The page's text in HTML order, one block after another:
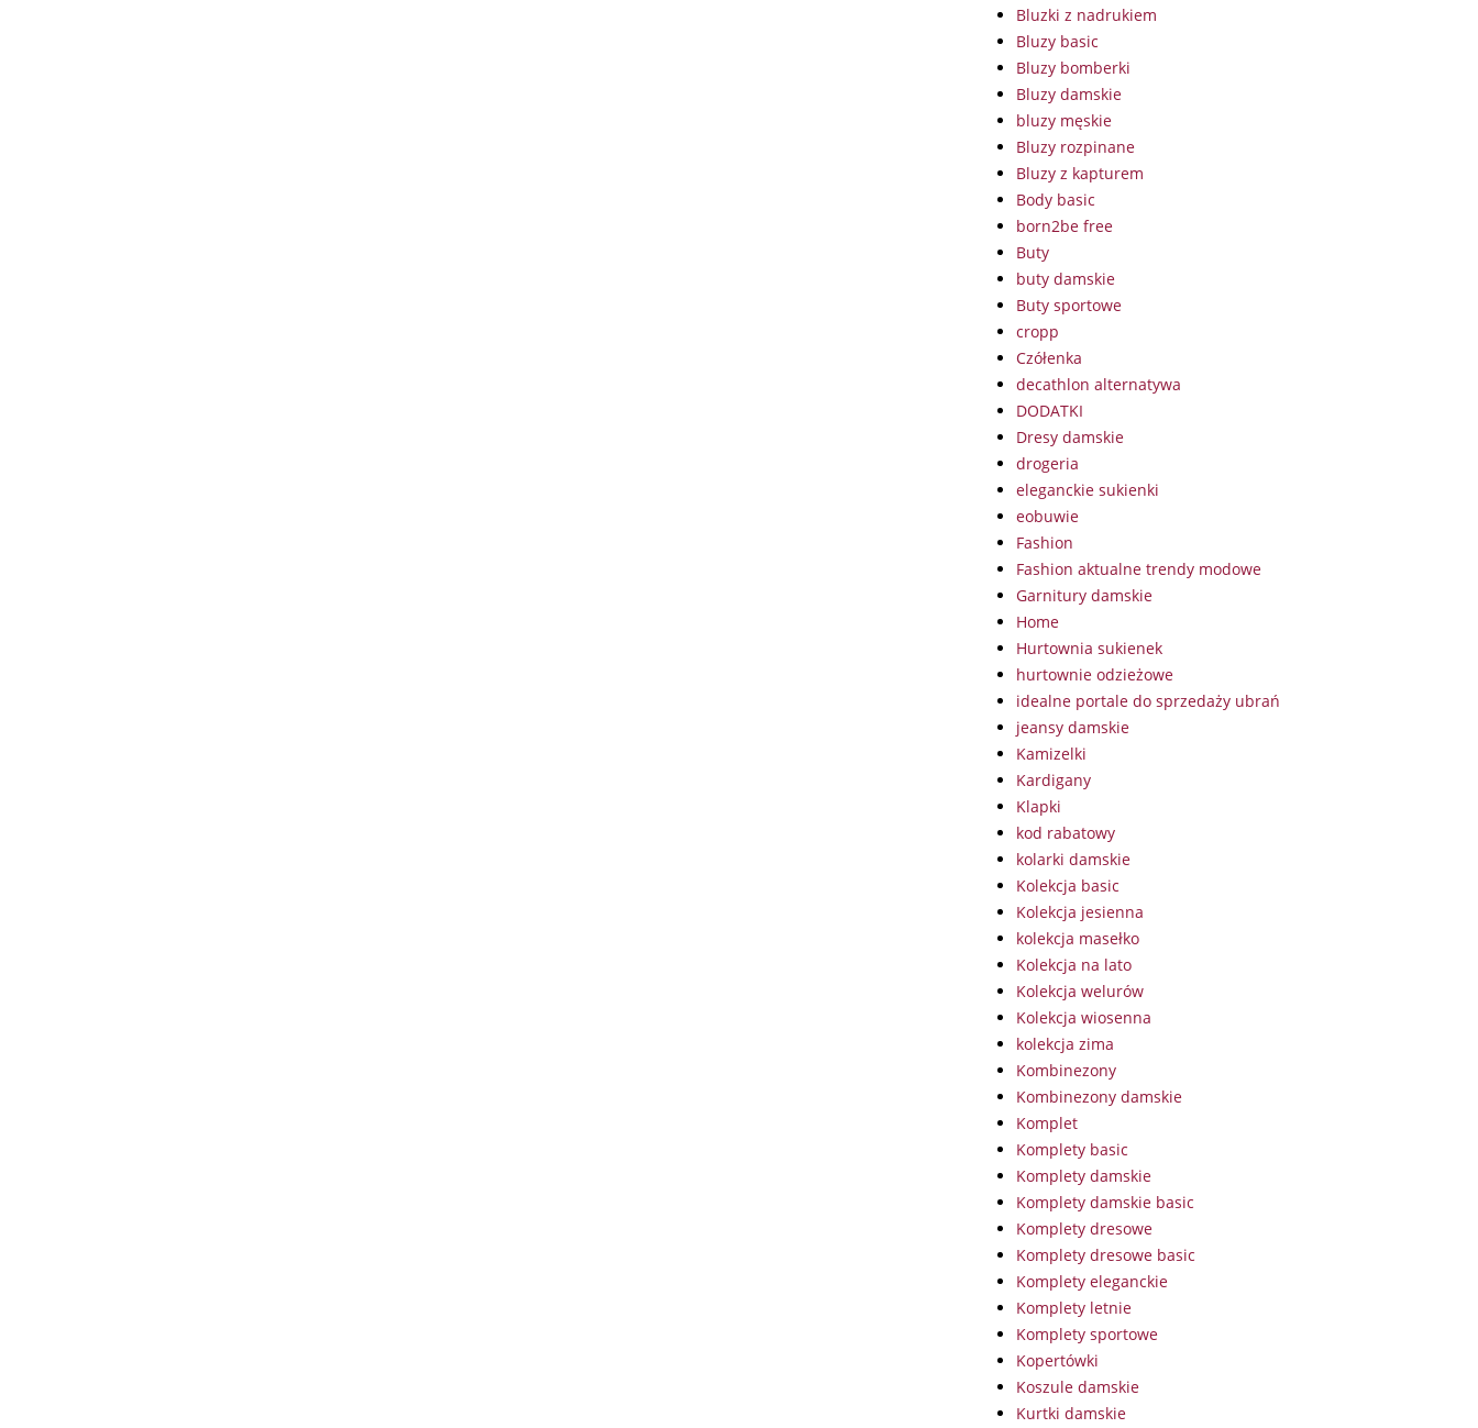
Bluzki z nadrukiem
Bluzy basic
Bluzy bomberki
Bluzy damskie
bluzy męskie
Bluzy rozpinane
Bluzy z kapturem
Body basic
born2be free
Buty
buty damskie
Buty sportowe
cropp
Czółenka
decathlon alternatywa
DODATKI
Dresy damskie
drogeria
eleganckie sukienki
eobuwie
Fashion
Fashion aktualne trendy modowe
Garnitury damskie
Home
Hurtownia sukienek
hurtownie odzieżowe
idealne portale do sprzedaży ubrań
jeansy damskie
Kamizelki
Kardigany
Klapki
kod rabatowy
kolarki damskie
Kolekcja basic
Kolekcja jesienna
kolekcja masełko
Kolekcja na lato
Kolekcja welurów
Kolekcja wiosenna
kolekcja zima
Kombinezony
Kombinezony damskie
Komplet
Komplety basic
Komplety damskie
Komplety damskie basic
Komplety dresowe
Komplety dresowe basic
Komplety eleganckie
Komplety letnie
Komplety sportowe
Kopertówki
Koszule damskie
Kurtki damskie